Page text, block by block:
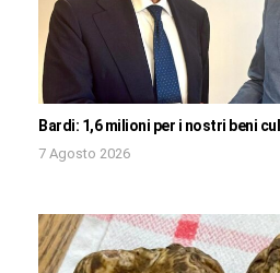
Bardi: 1,6 milioni per i nostri beni
7 Agosto 2026